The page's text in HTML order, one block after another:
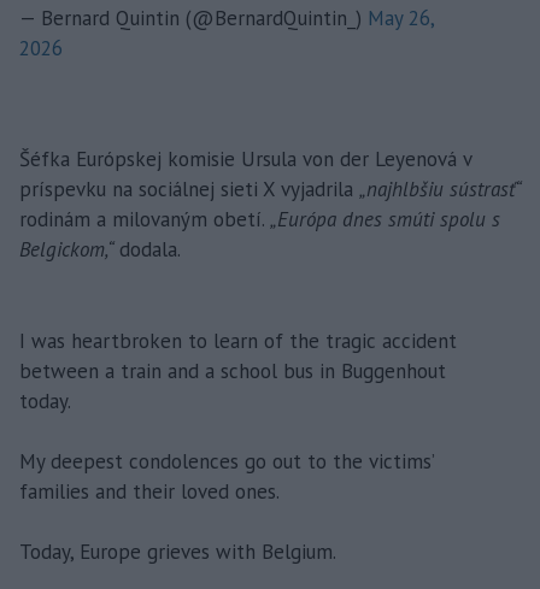
— Bernard Quintin (@BernardQuintin_) May 26,
2026
Šéfka Európskej komisie Ursula von der Leyenová v
príspevku na sociálnej sieti X vyjadrila „najhlbšiu sústrasť“
rodinám a milovaným obetí. „Európa dnes smúti spolu s
Belgickom,“ dodala.
I was heartbroken to learn of the tragic accident
between a train and a school bus in Buggenhout
today.
My deepest condolences go out to the victims’
families and their loved ones.
Today, Europe grieves with Belgium.